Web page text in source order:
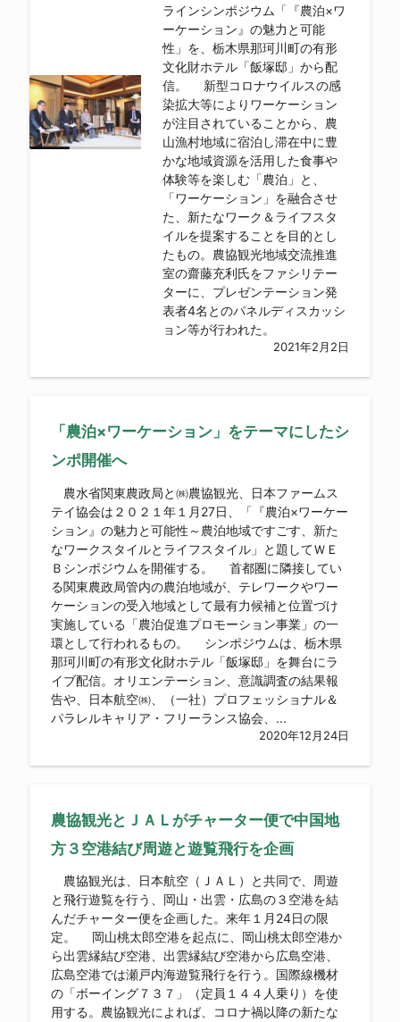
ラインシンポジウム「『農泊×ワ
ーケーション』の魅力と可能
性」を、栃木県那珂川町の有形
文化財ホテル「飯塚邸」から配
信。 新型コロナウイルスの感
染拡大等によりワーケーション
が注目されていることから、農
山漁村地域に宿泊し滞在中に豊
かな地域資源を活用した食事や
体験等を楽しむ「農泊」と、
「ワーケーション」を融合させ
た、新たなワーク＆ライフスタ
イルを提案することを目的とし
たもの。農協観光地域交流推進
室の齋藤充利氏をファシリテー
ターに、プレゼンテーション発
表者4名とのパネルディスカッシ
ョン等が行われた。
2021年2月2日
「農泊×ワーケーション」をテーマにしたシ
ンポ開催へ
農水省関東農政局と㈱農協観光、日本ファームス
テイ協会は２０２１年１月27日、「『農泊×ワーケー
ション』の魅力と可能性～農泊地域ですごす、新た
なワークスタイルとライフスタイル」と題してＷＥ
Ｂシンポジウムを開催する。 首都圏に隣接してい
る関東農政局管内の農泊地域が、テレワークやワー
ケーションの受入地域として最有力候補と位置づけ
実施している「農泊促進プロモーション事業」の一
環として行われるもの。 シンポジウムは、栃木県
那珂川町の有形文化財ホテル「飯塚邸」を舞台にラ
イブ配信。オリエンテーション、意識調査の結果報
告や、日本航空㈱、（一社）プロフェッショナル＆
パラレルキャリア・フリーランス協会、...
2020年12月24日
農協観光とＪＡＬがチャーター便で中国地
方３空港結び周遊と遊覧飛行を企画
農協観光は、日本航空（ＪＡＬ）と共同で、周遊
と飛行遊覧を行う、岡山・出雲・広島の３空港を結
んだチャーター便を企画した。来年１月24日の限
定。 岡山桃太郎空港を起点に、岡山桃太郎空港か
ら出雲縁結び空港、出雲縁結び空港から広島空港、
広島空港では瀬戸内海遊覧飛行を行う。国際線機材
の「ボーイング７３７」（定員１４４人乗り）を使
用する。農協観光によれば、コロナ禍以降の新たな